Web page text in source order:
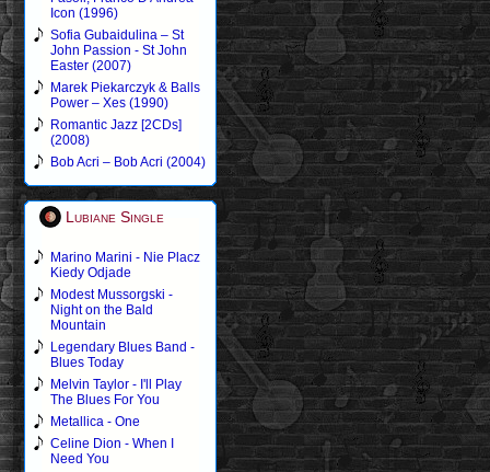
Icon (1996)
Sofia Gubaidulina – St
John Passion - St John
Easter (2007)
Marek Piekarczyk & Balls
Power – Xes (1990)
Romantic Jazz [2CDs]
(2008)
Bob Acri – Bob Acri (2004)
Lubiane Single
Marino Marini - Nie Placz
Kiedy Odjade
Modest Mussorgski -
Night on the Bald
Mountain
Legendary Blues Band -
Blues Today
Melvin Taylor - I'll Play
The Blues For You
Metallica - One
Celine Dion - When I
Need You